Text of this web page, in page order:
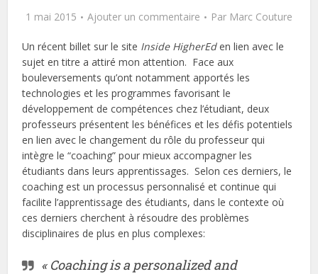
1 mai 2015 Ajouter un commentaire Par Marc Couture
Un récent billet sur le site Inside HigherEden lien avec le
sujet en titre a attiré mon attention. Face aux
bouleversements qu’ont notamment apportés les
technologies et les programmes favorisant le
développement de compétences chez l’étudiant, deux
professeurs présentent les bénéfices et les défis potentiels
en lien avec le changement du rôle du professeur qui
intègre le “coaching” pour mieux accompagner les
étudiants dans leurs apprentissages. Selon ces derniers, le
coaching est un processus personnalisé et continue qui
facilite l’apprentissage des étudiants, dans le contexte où
ces derniers cherchent à résoudre des problèmes
disciplinaires de plus en plus complexes:
« Coaching is a personalized and